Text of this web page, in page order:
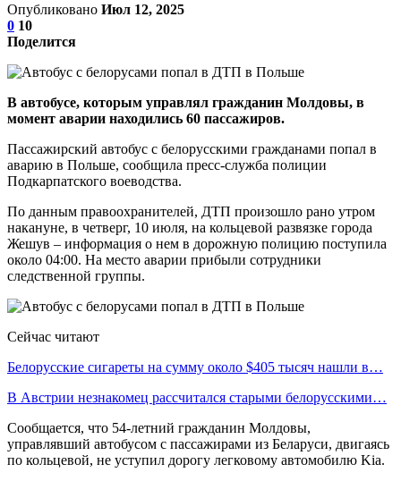
Опубликовано Июл 12, 2025
0 10
Поделится
В автобусе, которым управлял гражданин Молдовы, в
момент аварии находились 60 пассажиров.
Пассажирский автобус с белорусскими гражданами попал в
аварию в Польше, сообщила пресс-служба полиции
Подкарпатского воеводства.
По данным правоохранителей, ДТП произошло рано утром
накануне, в четверг, 10 июля, на кольцевой развязке города
Жешув – информация о нем в дорожную полицию поступила
около 04:00. На место аварии прибыли сотрудники
следственной группы.
Сейчас читают
Белорусские сигареты на сумму около $405 тысяч нашли в…
В Австрии незнакомец рассчитался старыми белорусскими…
Сообщается, что 54-летний гражданин Молдовы,
управлявший автобусом с пассажирами из Беларуси, двигаясь
по кольцевой, не уступил дорогу легковому автомобилю Kia.